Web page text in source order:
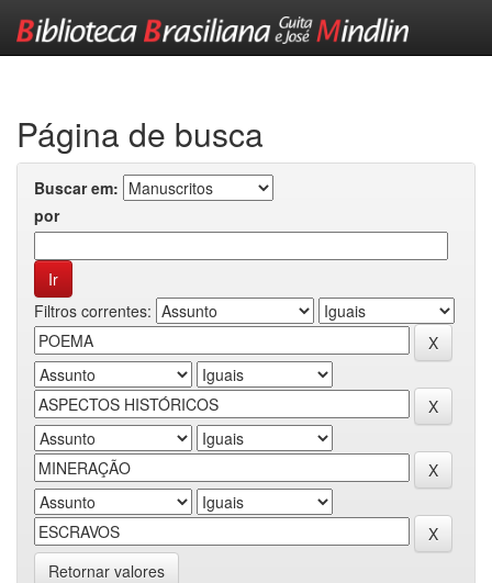
Página de busca
Buscar em:
por
Filtros correntes:
Retornar valores